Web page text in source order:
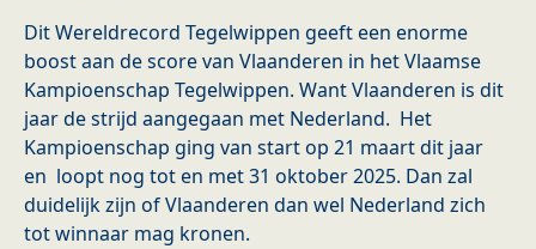
Dit Wereldrecord Tegelwippen geeft een enorme
boost aan de score van Vlaanderen in het Vlaamse
Kampioenschap Tegelwippen. Want Vlaanderen is dit
jaar de strijd aangegaan met Nederland. Het
Kampioenschap ging van start op 21 maart dit jaar
en loopt nog tot en met 31 oktober 2025. Dan zal
duidelijk zijn of Vlaanderen dan wel Nederland zich
tot winnaar mag kronen.